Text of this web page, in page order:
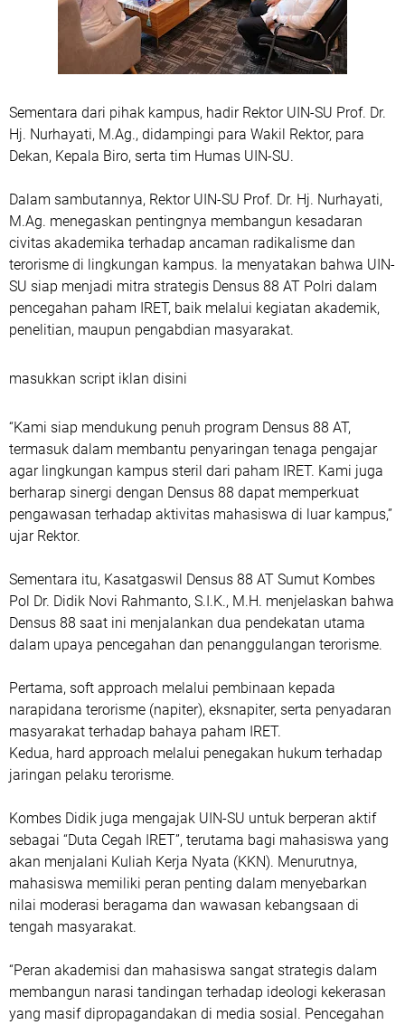
Sementara dari pihak kampus, hadir Rektor UIN-SU Prof. Dr.
Hj. Nurhayati, M.Ag., didampingi para Wakil Rektor, para
Dekan, Kepala Biro, serta tim Humas UIN-SU.
Dalam sambutannya, Rektor UIN-SU Prof. Dr. Hj. Nurhayati,
M.Ag. menegaskan pentingnya membangun kesadaran
civitas akademika terhadap ancaman radikalisme dan
terorisme di lingkungan kampus. Ia menyatakan bahwa UIN-
SU siap menjadi mitra strategis Densus 88 AT Polri dalam
pencegahan paham IRET, baik melalui kegiatan akademik,
penelitian, maupun pengabdian masyarakat.
masukkan script iklan disini
“Kami siap mendukung penuh program Densus 88 AT,
termasuk dalam membantu penyaringan tenaga pengajar
agar lingkungan kampus steril dari paham IRET. Kami juga
berharap sinergi dengan Densus 88 dapat memperkuat
pengawasan terhadap aktivitas mahasiswa di luar kampus,”
ujar Rektor.
Sementara itu, Kasatgaswil Densus 88 AT Sumut Kombes
Pol Dr. Didik Novi Rahmanto, S.I.K., M.H. menjelaskan bahwa
Densus 88 saat ini menjalankan dua pendekatan utama
dalam upaya pencegahan dan penanggulangan terorisme.
Pertama, soft approach melalui pembinaan kepada
narapidana terorisme (napiter), eksnapiter, serta penyadaran
masyarakat terhadap bahaya paham IRET.
Kedua, hard approach melalui penegakan hukum terhadap
jaringan pelaku terorisme.
Kombes Didik juga mengajak UIN-SU untuk berperan aktif
sebagai “Duta Cegah IRET”, terutama bagi mahasiswa yang
akan menjalani Kuliah Kerja Nyata (KKN). Menurutnya,
mahasiswa memiliki peran penting dalam menyebarkan
nilai moderasi beragama dan wawasan kebangsaan di
tengah masyarakat.
“Peran akademisi dan mahasiswa sangat strategis dalam
membangun narasi tandingan terhadap ideologi kekerasan
yang masif dipropagandakan di media sosial. Pencegahan